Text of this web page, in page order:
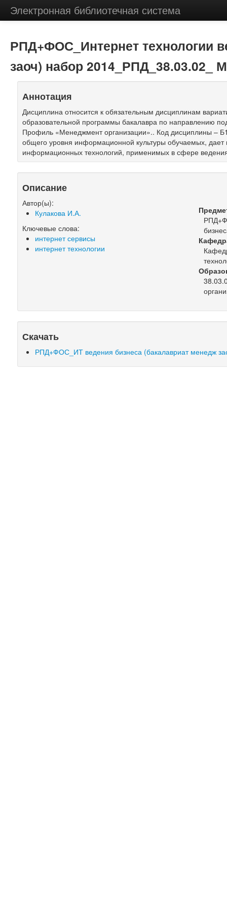
Электронная библиотечная система
РПД+ФОС_Интернет технологии
заоч) набор 2014_РПД_38.03.02_
Аннотация
Дисциплина относится к обязательным дисциплинам
образовательной программы бакалавра по направлению
Профиль «Менеджмент организации».. Код дисциплины –
общего уровня информационной культуры обучаемых, дает
информационных технологий, применимых в сфере
Описание
Автор(ы):
Кулакова И.А.
Ключевые слова:
интернет сервисы
интернет технологии
Скачать
РПД+ФОС_ИТ ведения бизнеса (бакалавриат менедж